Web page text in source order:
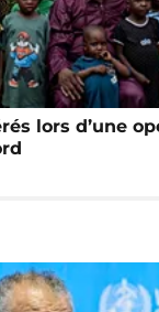
lors d’une